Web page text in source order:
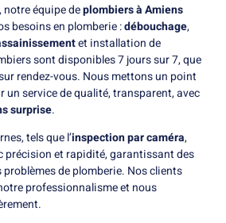
notre équipe deplombiers à Amiens
besoins en plomberie :débouchage,
et installation de
sont disponibles 7 jours sur 7, que
rendez-vous. Nous mettons un point
un service de qualité, transparent, avec
surprise.
tels que l’inspection par caméra,
précision et rapidité, garantissant des
de plomberie. Nos clients
professionnalisme et nous